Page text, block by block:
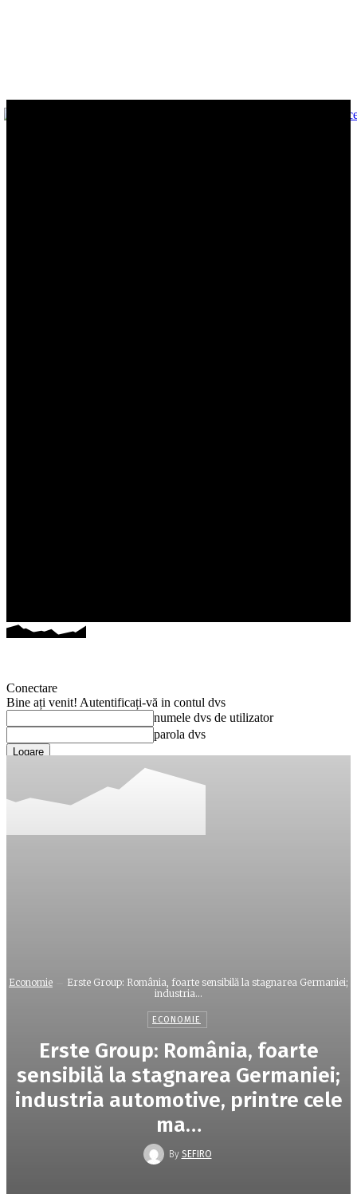
Conectare
Bine ați venit! Autentificați-vă in contul dvs
numele dvs de utilizator
parola dvs
Ați uitat parola? obține ajutor
Recuperați-vă parola
Economie
Erste Group: România, foarte sensibilă la stagnarea Germaniei;
industria...
ECONOMIE
Erste Group: România, foarte
sensibilă la stagnarea Germaniei;
industria automotive, printre cele
ma…
By SEFIRO